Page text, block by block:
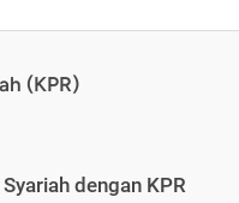
(KPR)
dengan KPR